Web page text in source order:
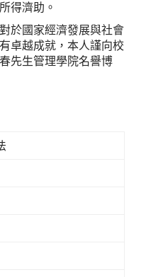
得濟助。
於國家經濟發展與社會
卓越成就，本人謹向校
先生管理學院名譽博